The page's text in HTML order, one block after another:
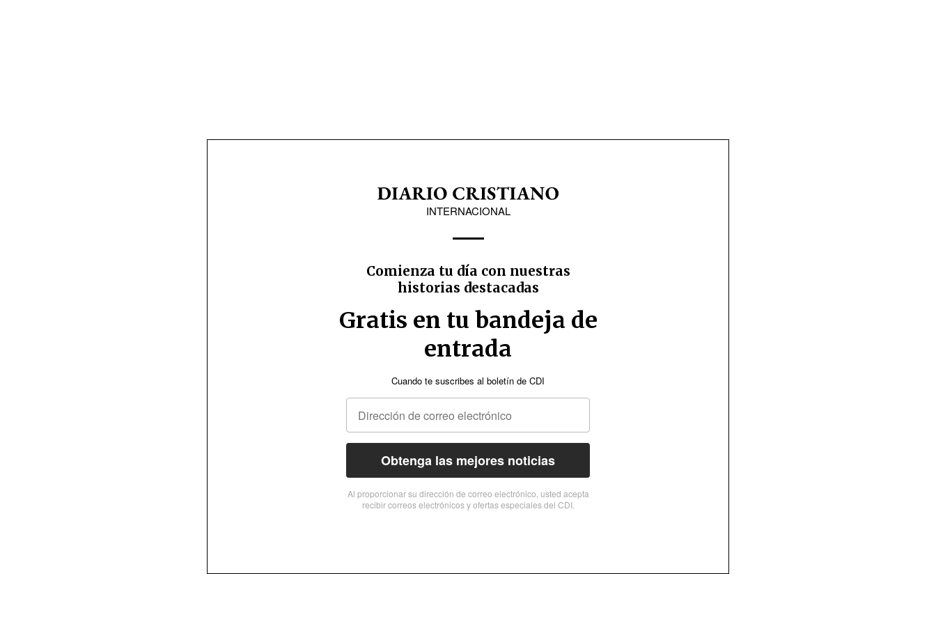
INTERNACIONAL
Comienza tu día con nuestras
historias destacadas
Gratis en tu bandeja de
entrada
Cuando te suscribes al boletín de CDI
Obtenga las mejores noticias
Al proporcionar su dirección de correo electrónico, usted acepta
recibir correos electrónicos y ofertas especiales del CDI.